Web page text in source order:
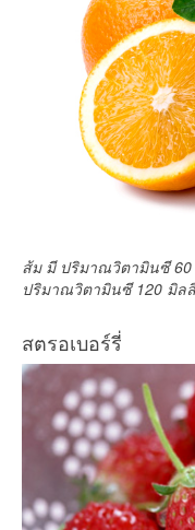
ส้ม มี ปริมาณวิตามินซี 60
ปริมาณวิตามินซี 120 มิล
สตรอเบอร์รี่